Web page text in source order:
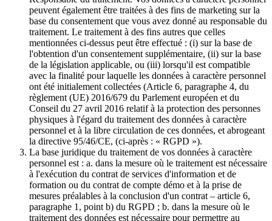
peuvent également être traitées à des fins de marketing sur la
base du consentement que vous avez donné au responsable du
traitement. Le traitement à des fins autres que celles
mentionnées ci-dessus peut être effectué : (i) sur la base de
l'obtention d'un consentement supplémentaire, (ii) sur la base
de la législation applicable, ou (iii) lorsqu'il est compatible
avec la finalité pour laquelle les données à caractère personnel
ont été initialement collectées (Article 6, paragraphe 4, du
règlement (UE) 2016/679 du Parlement européen et du
Conseil du 27 avril 2016 relatif à la protection des personnes
physiques à l'égard du traitement des données à caractère
personnel et à la libre circulation de ces données, et abrogeant
la directive 95/46/CE, (ci-après : « RGPD »).
La base juridique du traitement de vos données à caractère
personnel est : a. dans la mesure où le traitement est nécessaire
à l'exécution du contrat de services d'information et de
formation ou du contrat de compte démo et à la prise de
mesures préalables à la conclusion d'un contrat – article 6,
paragraphe 1, point b) du RGPD ; b. dans la mesure où le
traitement des données est nécessaire pour permettre au